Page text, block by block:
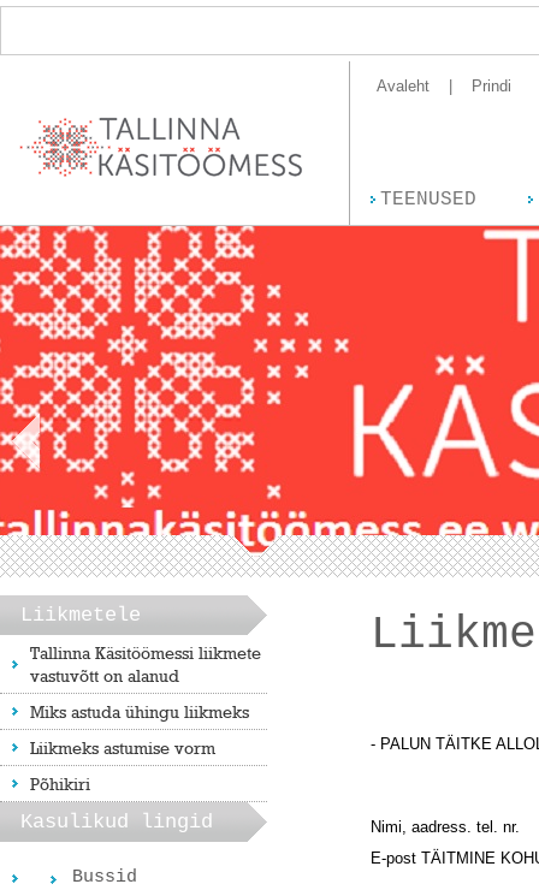
Avaleht Prindi
TEENUSED
Liikmetele
Tallinna Käsitöömessi liikmete
vastuvõtt on alanud
Miks astuda ühingu liikmeks
Liikmeks astumise vorm
Põhikiri
Kasulikud lingid
Bussid
- PALUN TÄITKE
Nimi, aadress. tel. nr.
E-post TÄITMINE